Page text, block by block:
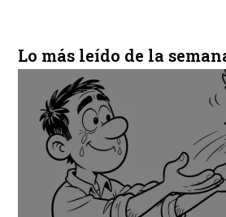
Lo más leído de la